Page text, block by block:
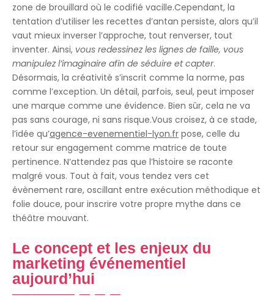
zone de brouillard où le codifié vacille.Cependant, la
tentation d’utiliser les recettes d’antan persiste, alors qu’il
vaut mieux inverser l’approche, tout renverser, tout
inventer. Ainsi, vous redessinez les lignes de faille, vous
manipulez l’imaginaire afin de séduire et capter.
Désormais, la créativité s’inscrit comme la norme, pas
comme l’exception. Un détail, parfois, seul, peut imposer
une marque comme une évidence. Bien sûr, cela ne va
pas sans courage, ni sans risque.Vous croisez, à ce stade,
l’idée qu’agence-evenementiel-lyon.fr pose, celle du
retour sur engagement comme matrice de toute
pertinence. N’attendez pas que l’histoire se raconte
malgré vous. Tout à fait, vous tendez vers cet
évènement rare, oscillant entre exécution méthodique et
folie douce, pour inscrire votre propre mythe dans ce
théâtre mouvant.
Le concept et les enjeux du
marketing événementiel
aujourd’hui